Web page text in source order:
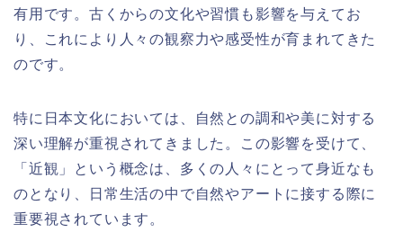
有用です。古くからの文化や習慣も影響を与えてお
り、これにより人々の観察力や感受性が育まれてきた
のです。
特に日本文化においては、自然との調和や美に対する
深い理解が重視されてきました。この影響を受けて、
「近観」という概念は、多くの人々にとって身近なも
のとなり、日常生活の中で自然やアートに接する際に
重要視されています。